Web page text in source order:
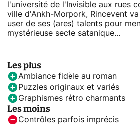
l'université de l'Invisible aux rues
ville d'Ankh-Morpork, Rincevent
user de ses (ares) talents pour
mystérieuse secte satanique...
Les plus
Ambiance fidèle au roman
Puzzles originaux et variés
Graphismes rétro charmants
Les moins
Contrôles parfois imprécis